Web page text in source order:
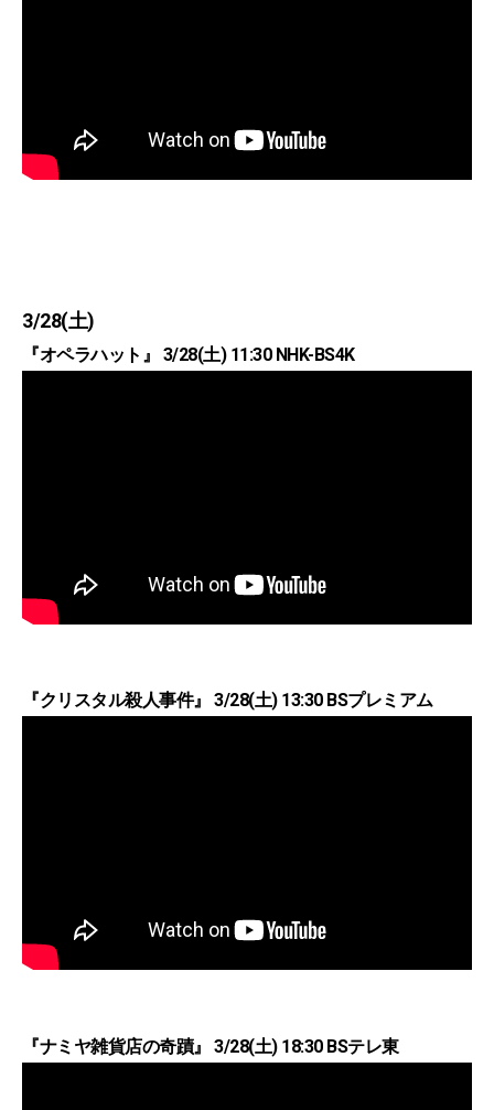
3/28(土)
『オペラハット』 3/28(土) 11:30 NHK-BS4K
『クリスタル殺人事件』 3/28(土) 13:30 BSプレミアム
『ナミヤ雑貨店の奇蹟』 3/28(土) 18:30 BSテレ東